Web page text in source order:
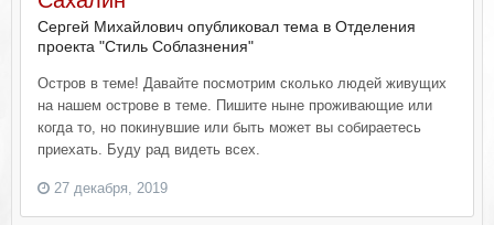
Сергей Михайлович опубликовал тема в Отделения
проекта "Стиль Соблазнения"
Остров в теме! Давайте посмотрим сколько людей живущих
на нашем острове в теме. Пишите ныне проживающие или
когда то, но покинувшие или быть может вы собираетесь
приехать. Буду рад видеть всех.
27 декабря, 2019